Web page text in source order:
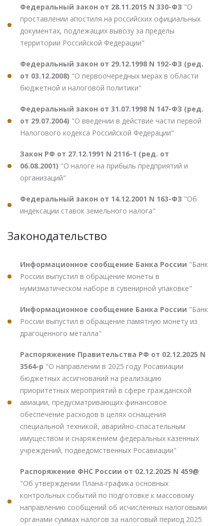
Федеральный закон от 28.11.2015 N 330-ФЗ "О
проставлении апостиля на российских официальных
документах, подлежащих вывозу за пределы
территории Российской Федерации"
Федеральный закон от 29.12.1998 N 192-ФЗ (ред.
от 03.12.2008) "О первоочередных мерах в области
бюджетной и налоговой политики"
Федеральный закон от 31.07.1998 N 147-ФЗ (ред.
от 29.07.2004) "О введении в действие части первой
Налогового кодекса Российской Федерации"
Закон РФ от 27.12.1991 N 2116-1 (ред. от
06.08.2001) "О налоге на прибыль предприятий и
организаций"
Федеральный закон от 14.12.2001 N 163-ФЗ "Об
индексации ставок земельного налога"
Законодательство
Информационное сообщение Банка России "Банк
России выпустил в обращение монеты в
нумизматическом наборе в сувенирной упаковке"
Информационное сообщение Банка России "Банк
России выпустил в обращение памятную монету из
драгоценного металла"
Распоряжение Правительства РФ от 02.12.2025 N
3564-р "О направлении в 2025 году Росавиации
бюджетных ассигнований на реализацию
приоритетных мероприятий в сфере гражданской
авиации, предусматривающих финансовое
обеспечение расходов в целях оснащения
специальной техникой, аварийно-спасательным
имуществом и снаряжением федеральных казенных
учреждений, подведомственных Росавиации"
Распоряжение ФНС России от 02.12.2025 N 459@
"Об утверждении Плана-графика основных
контрольных событий по подготовке к массовому
направлению сообщений об исчисленных налоговыми
органами суммах налогов за налоговый период 2025